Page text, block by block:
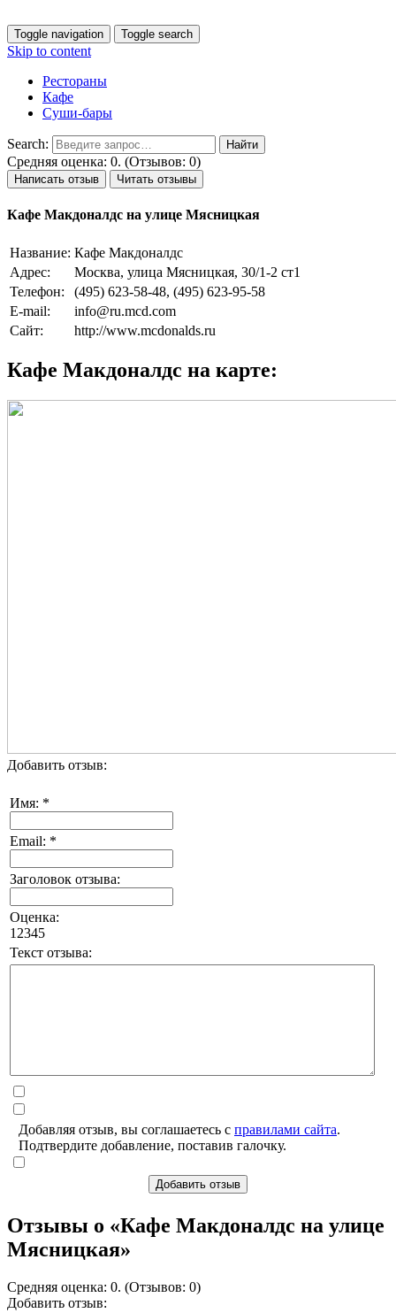
Toggle navigation Toggle search
Skip to content
Рестораны
Кафе
Суши-бары
Search:
Средняя оценка: 0. (Отзывов: 0)
Написать отзыв Читать отзывы
Кафе Макдоналдс на улице Мясницкая
Название: Кафе Макдоналдс
Адрес:
Москва, улица Мясницкая, 30/1-2 ст1
Телефон:
(495) 623-58-48, (495) 623-95-58
E-mail:
info@ru.mcd.com
Сайт:
http://www.mcdonalds.ru
Кафе Макдоналдс на карте:
Добавить отзыв:
Имя: *
Email: *
Заголовок отзыва:
Оценка:
1 2345
Текст отзыва:
Добавляя отзыв, вы соглашаетесь с правилами сайта.
Подтвердите добавление, поставив галочку.
Добавить отзыв
Отзывы о «Кафе Макдоналдс на улице
Мясницкая»
Средняя оценка: 0. (Отзывов: 0)
Добавить отзыв: